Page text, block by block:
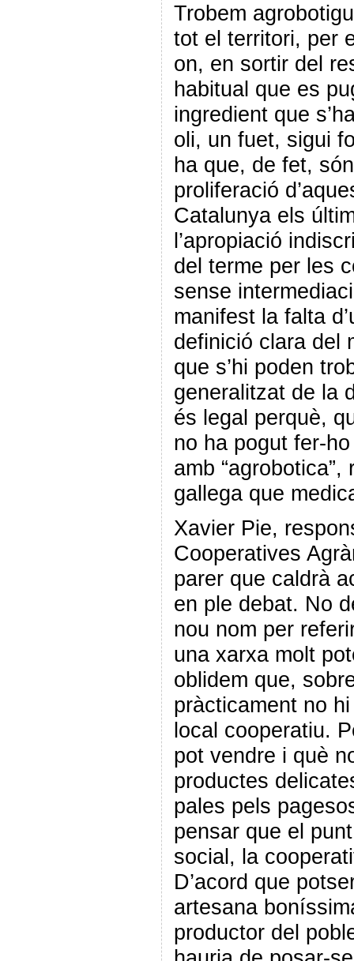
Trobem
tot el territori, per
on, en sortir del
habitual que es
ingredient que
oli, un fuet, sigui
ha que, de fet,
proliferació
Catalunya els
l’apropiació
del terme per les
sense
manifest la falta
definició clara del
que s’hi poden
generalitzat de la
és legal perquè,
no ha pogut fer-
amb
gallega que
Xavier Pie,
Cooperatives
parer que caldrà
en ple debat. No
nou nom per
una xarxa molt
oblidem que,
pràcticament no
local cooperatiu.
pot vendre i què
productes
pales pels
pensar que el
social, la
D’acord que
artesana
productor del